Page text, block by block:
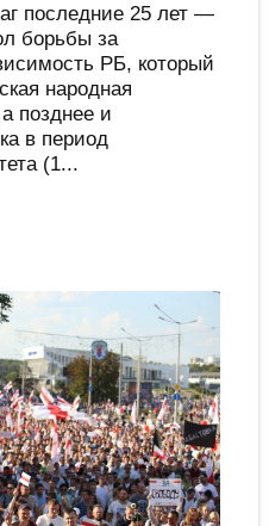
последние 25 лет —
борьбы за
РБ, который
народная
позднее и
в период
(1...